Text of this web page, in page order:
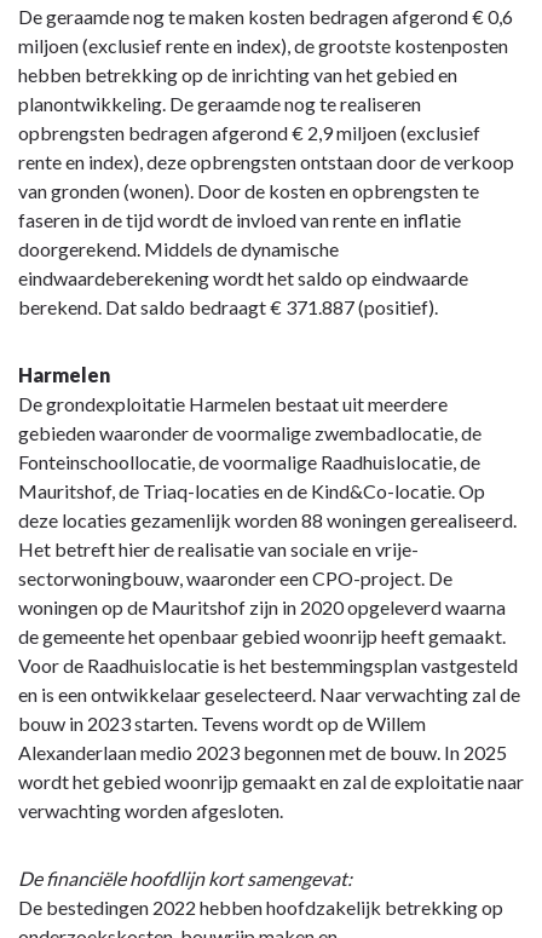
De geraamde nog te maken kosten bedragen afgerond € 0,6
miljoen (exclusief rente en index), de grootste kostenposten
hebben betrekking op de inrichting van het gebied en
planontwikkeling. De geraamde nog te realiseren
opbrengsten bedragen afgerond € 2,9 miljoen (exclusief
rente en index), deze opbrengsten ontstaan door de verkoop
van gronden (wonen). Door de kosten en opbrengsten te
faseren in de tijd wordt de invloed van rente en inflatie
doorgerekend. Middels de dynamische
eindwaardeberekening wordt het saldo op eindwaarde
berekend. Dat saldo bedraagt € 371.887 (positief).
Harmelen
De grondexploitatie Harmelen bestaat uit meerdere
gebieden waaronder de voormalige zwembadlocatie, de
Fonteinschoollocatie, de voormalige Raadhuislocatie, de
Mauritshof, de Triaq-locaties en de Kind&Co-locatie. Op
deze locaties gezamenlijk worden 88 woningen gerealiseerd.
Het betreft hier de realisatie van sociale en vrije-
sectorwoningbouw, waaronder een CPO-project. De
woningen op de Mauritshof zijn in 2020 opgeleverd waarna
de gemeente het openbaar gebied woonrijp heeft gemaakt.
Voor de Raadhuislocatie is het bestemmingsplan vastgesteld
en is een ontwikkelaar geselecteerd. Naar verwachting zal de
bouw in 2023 starten. Tevens wordt op de Willem
Alexanderlaan medio 2023 begonnen met de bouw. In 2025
wordt het gebied woonrijp gemaakt en zal de exploitatie naar
verwachting worden afgesloten.
De financiële hoofdlijn kort samengevat:
De bestedingen 2022 hebben hoofdzakelijk betrekking op